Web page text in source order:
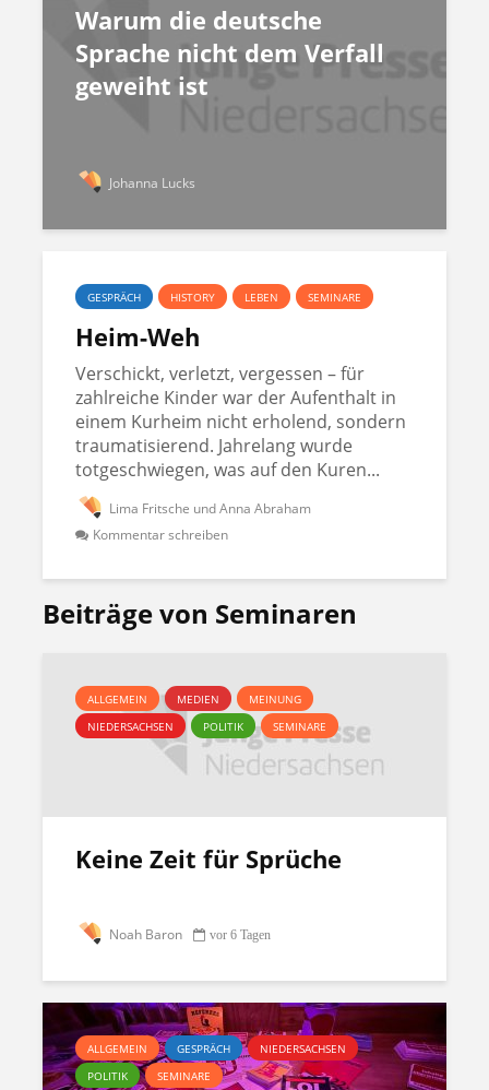
Warum die deutsche
Sprache nicht dem Verfall
geweiht ist
Johanna Lucks
GESPRÄCH HISTORY LEBEN SEMINARE
Heim-Weh
Verschickt, verletzt, vergessen – für
zahlreiche Kinder war der Aufenthalt in
einem Kurheim nicht erholend, sondern
traumatisierend. Jahrelang wurde
totgeschwiegen, was auf den Kuren...
Lima Fritsche und Anna Abraham
Kommentar schreiben
Beiträge von Seminaren
ALLGEMEIN MEDIEN
MEINUNG
NIEDERSACHSEN
POLITIK SEMINARE
Keine Zeit für Sprüche
Noah Baron vor 6 Tagen
ALLGEMEIN GESPRÄCH
NIEDERSACHSEN
POLITIK
SEMINARE